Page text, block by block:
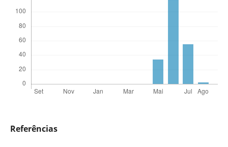
Referências